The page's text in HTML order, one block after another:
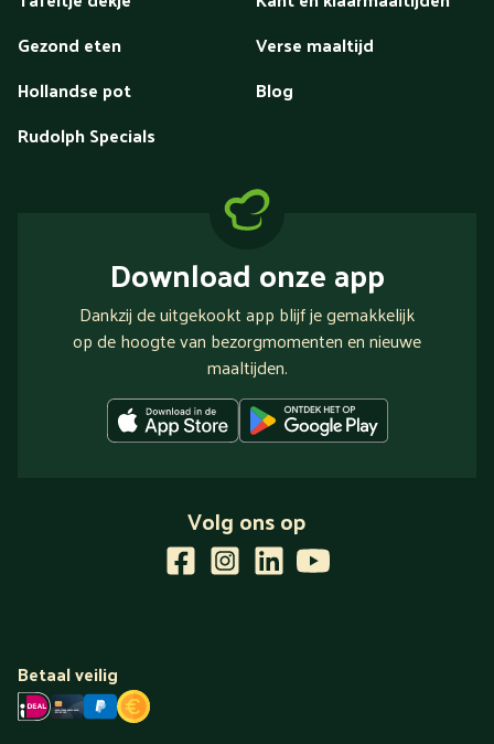
Gezond eten
Verse maaltijd
Hollandse pot
Blog
Rudolph Specials
Download onze app
Dankzij de uitgekookt app blijf je gemakkelijk
op de hoogte van bezorgmomenten en nieuwe
maaltijden.
Volg ons op
Betaal veilig